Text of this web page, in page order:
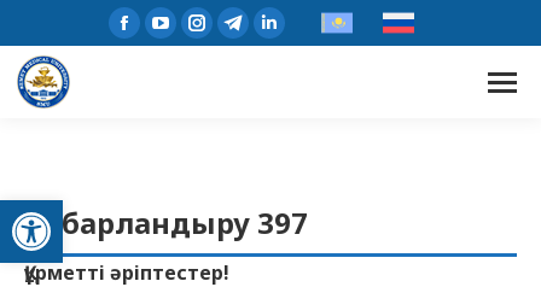
Open toolbar
Хабарландыру 397
Құрметті әріптестер!